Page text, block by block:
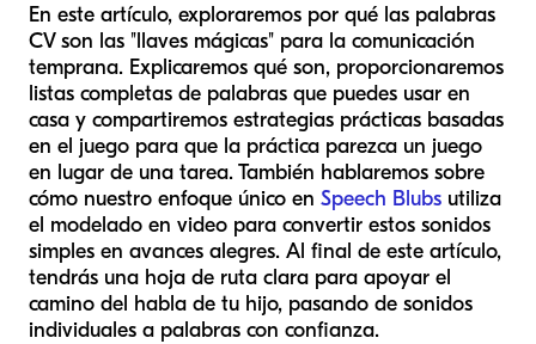
En este artículo, exploraremos por qué las palabras
CV son las "llaves mágicas" para la comunicación
temprana. Explicaremos qué son, proporcionaremos
listas completas de palabras que puedes usar en
casa y compartiremos estrategias prácticas basadas
en el juego para que la práctica parezca un juego
en lugar de una tarea. También hablaremos sobre
cómo nuestro enfoque único en Speech Blubs utiliza
el modelado en video para convertir estos sonidos
simples en avances alegres. Al final de este artículo,
tendrás una hoja de ruta clara para apoyar el
camino del habla de tu hijo, pasando de sonidos
individuales a palabras con confianza.